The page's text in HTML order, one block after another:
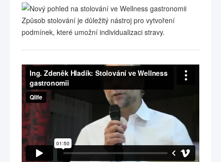
Způsob stolování je důležitý nástroj pro vytvoření
podmínek, které umožní individualizaci stravy.